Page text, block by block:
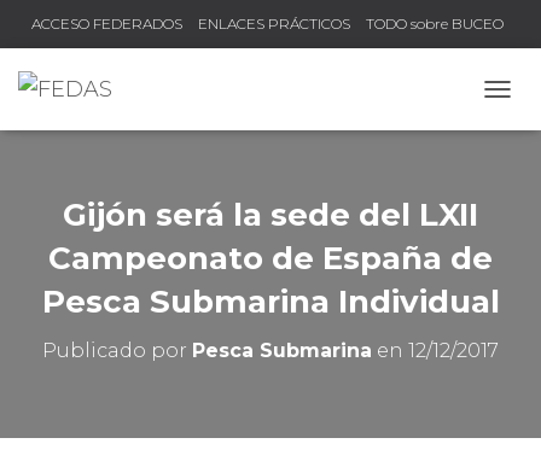
ACCESO FEDERADOS ENLACES PRÁCTICOS TODO sobre BUCEO
Gijón será la sede del LXII
Campeonato de España de
Pesca Submarina Individual
Publicado por Pesca Submarina en 12/12/2017